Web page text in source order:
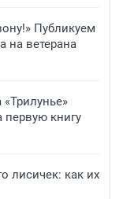
Публикуем
на ветерана
первую книгу
лисичек: как их